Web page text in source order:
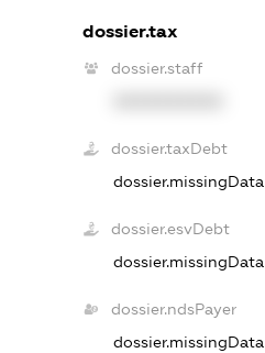
dossier.tax
dossier.staff
dossier.taxDebt
dossier.missingData
dossier.esvDebt
dossier.missingData
dossier.ndsPayer
dossier.missingData